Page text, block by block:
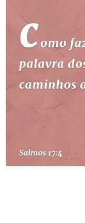
ESTUDOS
ESBOÇOS DE
TERMO BÍBLICO